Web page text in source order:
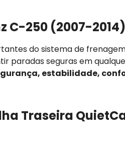
C-250 (2007-2014)
do sistema de
paradas seguras em
estabilidade,
Traseira